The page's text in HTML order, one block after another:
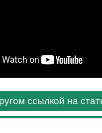
ссылкой на